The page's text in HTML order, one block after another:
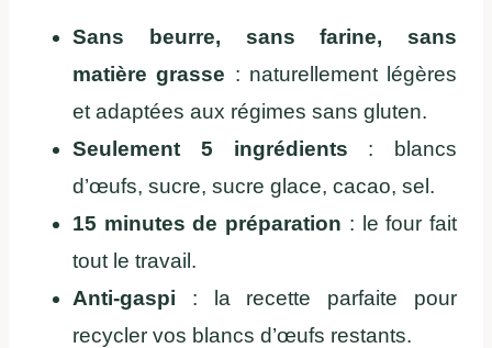
Sans beurre, sans farine, sans
matière grasse : naturellement légères
et adaptées aux régimes sans gluten.
Seulement 5 ingrédients : blancs
d’œufs, sucre, sucre glace, cacao, sel.
15 minutes de préparation : le four fait
tout le travail.
Anti-gaspi : la recette parfaite pour
recycler vos blancs d’œufs restants.